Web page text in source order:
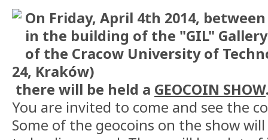
On Friday, April 4th 2014, between
in the building of the "GIL"
of the Cracow University of
24, Kraków)
there will be held a GEOCOIN SHOW
You are invited to come and see the
Some of the geocoins on the show